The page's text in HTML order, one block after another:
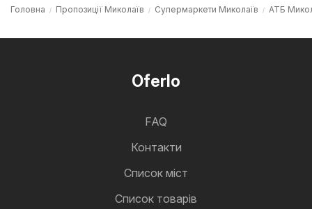
Головна Пропозиції Миколаїв Супермаркети Миколаїв АТБ
Oferlo
FAQ
Контакти
Cписок міст
Список товарів